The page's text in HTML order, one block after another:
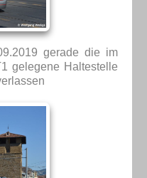
gerade die im
gelegene Haltestelle